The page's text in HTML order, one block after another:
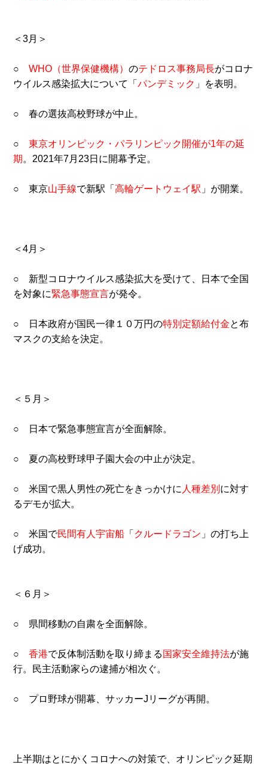
＜3月＞
○WHO（世界保健機構）のテドロス事務局長がコロナ
ウイルス感染拡大について「パンデミック 」を表明。
○ 春の選抜高校野球が中止。
○東京オリンピック・パラリンピック開催が1年の延
期 。2021年7月23日に開幕予定。
○ 東京山手線で新駅「高輪ゲートウェイ駅 」が開業。
＜4月＞
○ 新型コロナウイルス感染拡大を受けて、日本で全国
を対象に緊急事態宣言が発令。
○ 日本政府が国民一律１０万円の特別定額給付金と布
マスクの支給を決定。
＜５月＞
○ 日本で緊急事態宣言が全面解除。
○ 夏の高校野球甲子園大会の中止が決定。
○ 米国で黒人男性の死亡をきっかけに 人種差別 に対す
るデモが拡大。
○ 米国で民間有人宇宙船 「 クルードラゴン 」の打ち上
げ成功。
＜６月＞
○ 県間移動の自粛を全面解除。
○香港で反体制活動を取り締まる 国家安全維持法が施
行。民主活動家らの逮捕が相次ぐ。
○ プロ野球が開幕、サッカーJリーグが再開。
上半期はとにかくコロナへの対策で、オリンピック延期